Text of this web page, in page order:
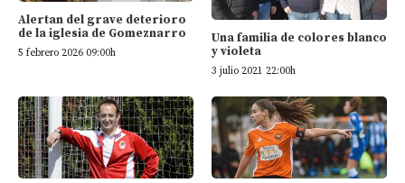
Alertan del grave deterioro
de la iglesia de Gomeznarro
5 febrero 2026 09:00h
Una familia de colores blanco
y violeta
3 julio 2021 22:00h